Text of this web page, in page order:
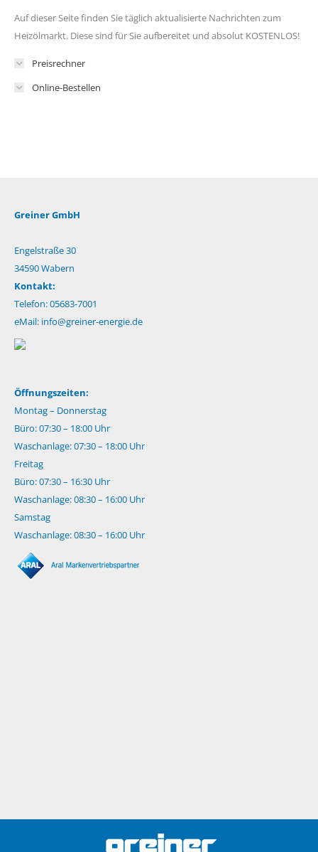
Auf dieser Seite finden Sie täglich aktualisierte Nachrichten zum
Heizölmarkt. Diese sind für Sie aufbereitet und absolut KOSTENLOS!
Preisrechner
Online-Bestellen
Greiner GmbH
Engelstraße 30
34590 Wabern
Kontakt:
Telefon: 05683-7001
eMail: info@greiner-energie.de
Öffnungszeiten:
Montag – Donnerstag
Büro: 07:30 – 18:00 Uhr
Waschanlage: 07:30 – 18:00 Uhr
Freitag
Büro: 07:30 – 16:30 Uhr
Waschanlage: 08:30 – 16:00 Uhr
Samstag
Waschanlage: 08:30 – 16:00 Uhr